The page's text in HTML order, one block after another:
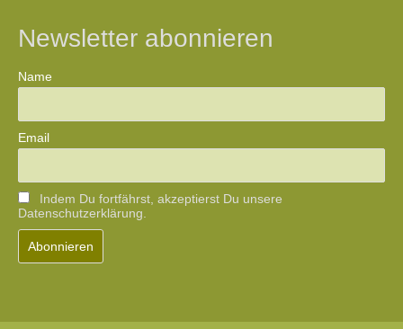
Newsletter abonnieren
Name
Email
Indem Du fortfährst, akzeptierst Du unsere
Datenschutzerklärung.